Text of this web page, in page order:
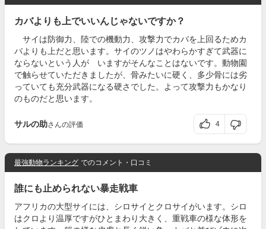
カバよりも上でいいんじゃないですか？
サイは防御力、陸での機動力、攻撃力でカバを上回るためカ
バよりも上だと思います。サイのツノはやわらかすぎて武器に
ならないという人が いますがそんなことはないです。動物園
で触らせていただきましたが、骨みたいに硬く、多少骨には劣
っていても充分武器になる硬さでした。よって攻撃力もかなり
のものだと思います。
サルの助さんの評価 4
最強動物ランキング でのコメント・口コミ
誰にも止められない暴走戦車
アフリカの大型サイには、シロサイとクロサイがいます。シロ
はクロより温厚ですがひとまわり大きく、重戦車の様な体形を